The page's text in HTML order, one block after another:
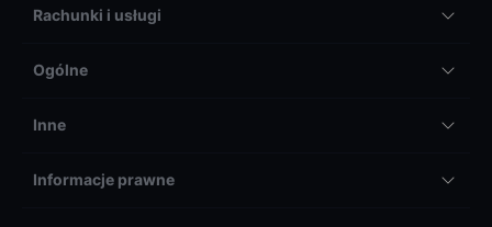
Rachunki i usługi
Ogólne
Inne
Informacje prawne